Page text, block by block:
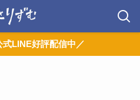
式LINE好評配信中／